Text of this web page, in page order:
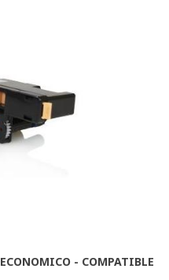
ECONOMICO - COMPATIBLE